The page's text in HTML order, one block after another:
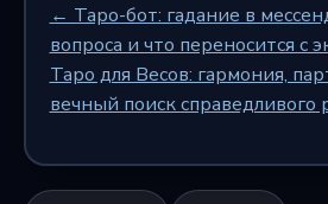
← Таро-бот: гадание в
вопроса и что переносится с
Таро для Весов: гармония,
вечный поиск